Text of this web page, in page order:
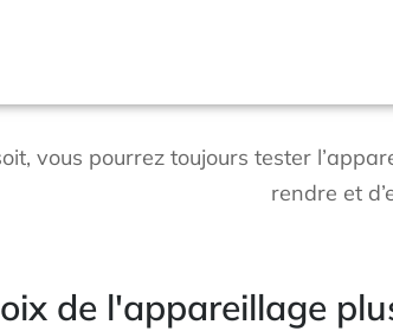
vous pourrez toujours tester
rendre et
de l'appareillage